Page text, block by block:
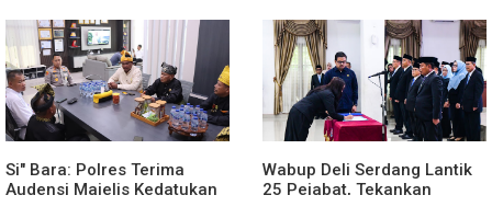
Si" Bara: Polres Terima
Audensi Majelis Kedatukan
Wabup Deli Serdang Lantik
25 Pejabat, Tekankan